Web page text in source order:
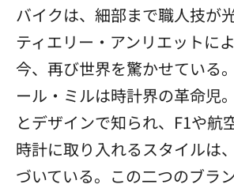
バイクは、細部まで職人技が
ティエリー・アンリエットに
今、再び世界を驚かせている
ール・ミルは時計界の革命児
とデザインで知られ、F1や航
時計に取り入れるスタイルは
づいている。この二つのブラ